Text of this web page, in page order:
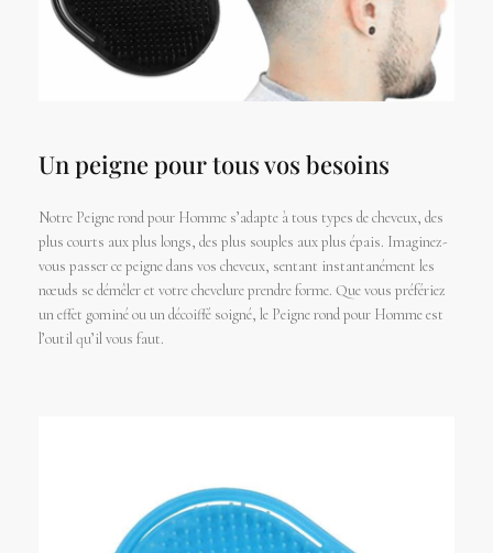
Un peigne pour tous vos besoins
Notre Peigne rond pour Homme s’adapte à tous types de cheveux, des
plus courts aux plus longs, des plus souples aux plus épais. Imaginez-
vous passer ce peigne dans vos cheveux, sentant instantanément les
nœuds se démêler et votre chevelure prendre forme. Que vous préfériez
un effet gominé ou un décoiffé soigné, le Peigne rond pour Homme est
l’outil qu’il vous faut.